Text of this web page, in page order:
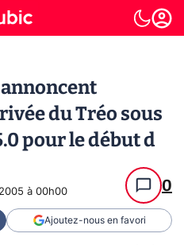
du Tréo sous
pour le début d
à 00h00 0
Ajoutez-nous en favori